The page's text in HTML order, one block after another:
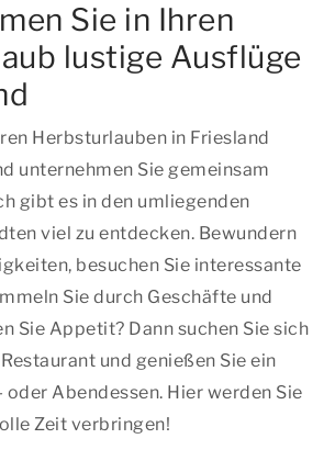
Sie in Ihren
lustige Ausflüge
Herbsturlauben in Friesland
unternehmen Sie gemeinsam
gibt es in den umliegenden
viel zu entdecken. Bewundern
besuchen Sie interessante
Sie durch Geschäfte und
Sie Appetit? Dann suchen Sie sich
und genießen Sie ein
Abendessen. Hier werden Sie
Zeit verbringen!